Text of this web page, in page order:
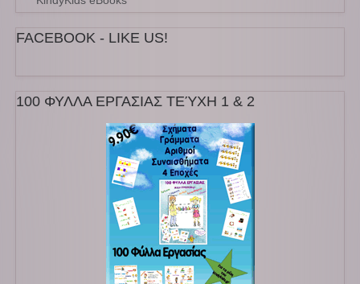
FACEBOOK - LIKE US!
100 ΦΥΛΛΑ ΕΡΓΑΣΙΑΣ ΤΕΎΧΗ 1 & 2